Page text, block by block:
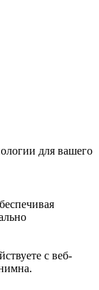
для вашего
с веб-